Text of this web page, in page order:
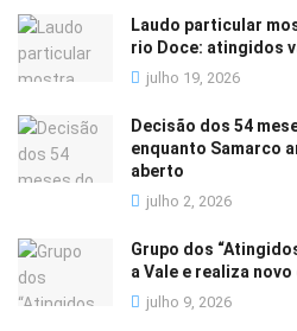
Laudo particular
rio Doce: atingidos
julho 19, 2026
Decisão dos 54
enquanto Samarco
aberto
julho 2, 2026
Grupo dos
a Vale e realiza
julho 9, 2026